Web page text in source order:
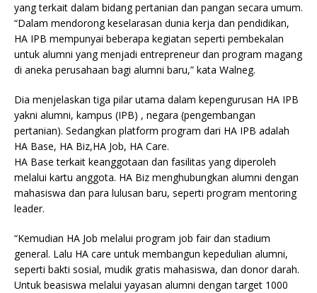
yang terkait dalam bidang pertanian dan pangan secara umum.
“Dalam mendorong keselarasan dunia kerja dan pendidikan,
HA IPB mempunyai beberapa kegiatan seperti pembekalan
untuk alumni yang menjadi entrepreneur dan program magang
di aneka perusahaan bagi alumni baru,” kata Walneg.
Dia menjelaskan tiga pilar utama dalam kepengurusan HA IPB
yakni alumni, kampus (IPB) , negara (pengembangan
pertanian). Sedangkan platform program dari HA IPB adalah
HA Base, HA Biz,HA Job, HA Care.
HA Base terkait keanggotaan dan fasilitas yang diperoleh
melalui kartu anggota. HA Biz menghubungkan alumni dengan
mahasiswa dan para lulusan baru, seperti program mentoring
leader.
“Kemudian HA Job melalui program job fair dan stadium
general. Lalu HA care untuk membangun kepedulian alumni,
seperti bakti sosial, mudik gratis mahasiswa, dan donor darah.
Untuk beasiswa melalui yayasan alumni dengan target 1000